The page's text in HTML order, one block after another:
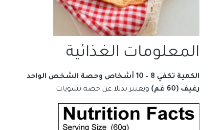
المعلومات الغذائية
الكمية تكفي 8 – 10 أشخاص وحصة الشخص الواحد
رغيف (60 غم)
ويعتبر بديلا عن حصة نشويات